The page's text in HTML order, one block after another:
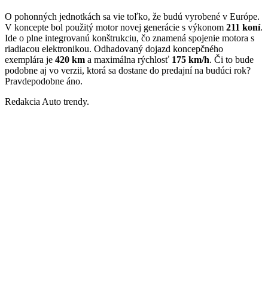
O pohonných jednotkách sa vie toľko, že budú vyrobené v Európe.
V koncepte bol použitý motor novej generácie s výkonom 211 koní.
Ide o plne integrovanú konštrukciu, čo znamená spojenie motora s
riadiacou elektronikou. Odhadovaný dojazd koncepčného
exemplára je 420 km a maximálna rýchlosť 175 km/h. Či to bude
podobne aj vo verzii, ktorá sa dostane do predajní na budúci rok?
Pravdepodobne áno.
Redakcia Auto trendy.